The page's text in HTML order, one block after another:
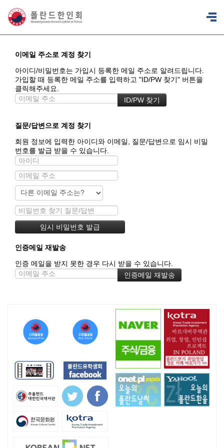
이메일 주소로 계정 찾기
아이디/비밀번호는 가입시 등록한 메일 주소로 알려드립니다.
가입할 때 등록한 메일 주소를 입력하고 "ID/PW 찾기" 버튼을
클릭해주세요.
질문/답변으로 계정 찾기
회원 정보에 입력한 아이디와 이메일, 질문/답변으로 임시 비밀
번호를 발급 받을 수 있습니다.
인증메일 재발송
인증 메일을 받지 못한 경우 다시 받을 수 있습니다.